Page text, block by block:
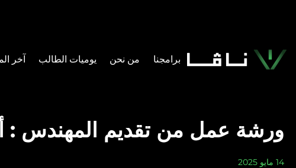
برامجنا من نحن يوميات الطالب​ آخر
ورشة عمل من تقديم المهندس :
14 مايو 2025